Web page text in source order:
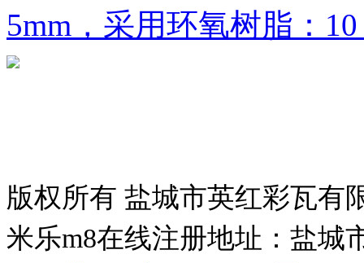
5mm，采用环氧树脂：
版权所有 盐城市英红彩瓦有
米乐m8在线注册地址：盐城